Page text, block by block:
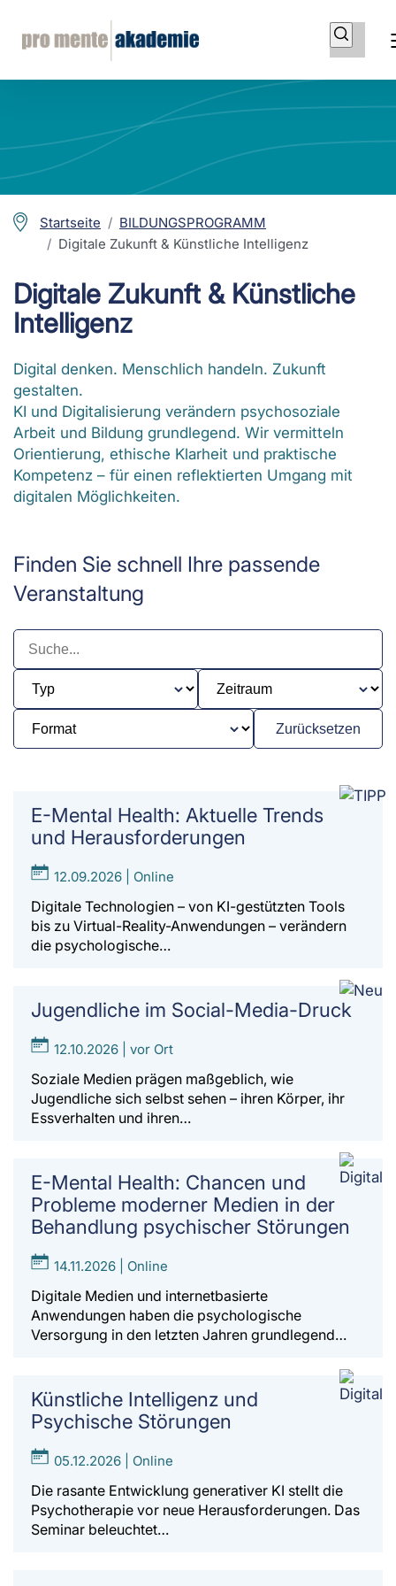
Startseite
BILDUNGSPROGRAMM
Digitale Zukunft & Künstliche Intelligenz
Digitale Zukunft & Künstliche
Intelligenz
Digital denken. Menschlich handeln. Zukunft
gestalten.
KI und Digitalisierung verändern psychosoziale
Arbeit und Bildung grundlegend. Wir vermitteln
Orientierung, ethische Klarheit und praktische
Kompetenz – für einen reflektierten Umgang mit
digitalen Möglichkeiten.
Finden Sie schnell Ihre passende
Veranstaltung
Zurücksetzen
E-Mental Health: Aktuelle Trends
und Herausforderungen
12.09.2026 | Online
Digitale Technologien – von KI-gestützten Tools
bis zu Virtual-Reality-Anwendungen – verändern
die psychologische…
Jugendliche im Social-Media-Druck
12.10.2026 | vor Ort
Soziale Medien prägen maßgeblich, wie
Jugendliche sich selbst sehen – ihren Körper, ihr
Essverhalten und ihren…
E-Mental Health: Chancen und
Probleme moderner Medien in der
Behandlung psychischer Störungen
14.11.2026 | Online
Digitale Medien und internetbasierte
Anwendungen haben die psychologische
Versorgung in den letzten Jahren grundlegend…
Künstliche Intelligenz und
Psychische Störungen
05.12.2026 | Online
Die rasante Entwicklung generativer KI stellt die
Psychotherapie vor neue Herausforderungen. Das
Seminar beleuchtet…